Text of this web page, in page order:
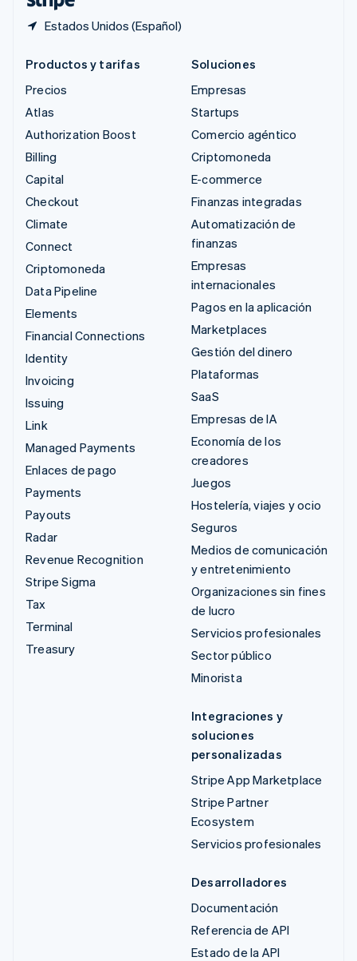
Estados Unidos (Español)
Productos y tarifas
Precios
Atlas
Authorization Boost
Billing
Capital
Checkout
Climate
Connect
Criptomoneda
Data Pipeline
Elements
Financial Connections
Identity
Invoicing
Issuing
Link
Managed Payments
Enlaces de pago
Payments
Payouts
Radar
Revenue Recognition
Stripe Sigma
Tax
Terminal
Treasury
Soluciones
Empresas
Startups
Comercio agéntico
Criptomoneda
E-commerce
Finanzas integradas
Automatización de
finanzas
Empresas
internacionales
Pagos en la aplicación
Marketplaces
Gestión del dinero
Plataformas
SaaS
Empresas de IA
Economía de los
creadores
Juegos
Hostelería, viajes y ocio
Seguros
Medios de comunicación
y entretenimiento
Organizaciones sin fines
de lucro
Servicios profesionales
Sector público
Minorista
Integraciones y
soluciones
personalizadas
Stripe App Marketplace
Stripe Partner
Ecosystem
Servicios profesionales
Desarrolladores
Documentación
Referencia de API
Estado de la API